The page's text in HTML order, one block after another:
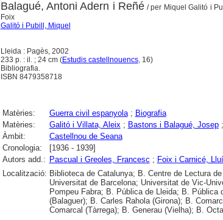
Balagué, Antoni Adern i Reñé / per Miquel Galitó i
Foix
Galitó i Pubill, Miquel
Lleida : Pagès, 2002
233 p. : il. ; 24 cm (Estudis castellnouencs, 16)
Bibliografia.
ISBN 8479358718
Matèries: Guerra civil espanyola; Biografia
Matèries:
Galitó i Villata, Aleix; Bastons i Balagué, Josep;
Àmbit:
Castellnou de Seana
Cronologia:
[1936 - 1939]
Autors add.: Pascual i Greoles, Francesc ; Foix i Carnicé,
Localització: Biblioteca de Catalunya; B. Centre de Lectura
Universitat de Barcelona; Universitat de Vic-
Pompeu Fabra; B. Pública de Lleida; B. Pública
(Balaguer); B. Carles Rahola (Girona); B.
Comarcal (Tàrrega); B. Generau (Vielha); B.